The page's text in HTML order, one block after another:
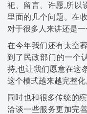
祀、留言、许愿,所以
里面的几个问题。在
对于很多人来讲还是一
在今年我们还有太空
到了民政部门的一个
持,也让我们愿意在这
这个模式越来越完整化
同时也和很多传统的
洽谈一些服务更加完